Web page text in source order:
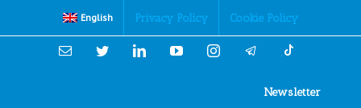
English Privacy Policy Cookie Policy
Email TwitterLinkedinYouTubeInstagram
Newsletter
Cookies Policy